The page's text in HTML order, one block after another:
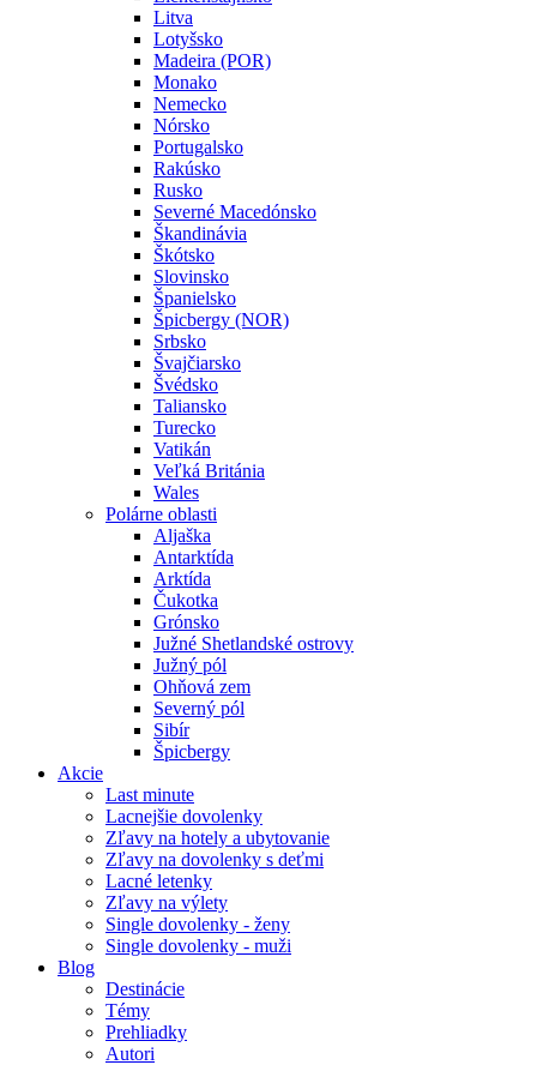
Litva
Lotyšsko
Madeira (POR)
Monako
Nemecko
Nórsko
Portugalsko
Rakúsko
Rusko
Severné Macedónsko
Škandinávia
Škótsko
Slovinsko
Španielsko
Špicbergy (NOR)
Srbsko
Švajčiarsko
Švédsko
Taliansko
Turecko
Vatikán
Veľká Británia
Wales
Polárne oblasti
Aljaška
Antarktída
Arktída
Čukotka
Grónsko
Južné Shetlandské ostrovy
Južný pól
Ohňová zem
Severný pól
Sibír
Špicbergy
Akcie
Last minute
Lacnejšie dovolenky
Zľavy na hotely a ubytovanie
Zľavy na dovolenky s deťmi
Lacné letenky
Zľavy na výlety
Single dovolenky - ženy
Single dovolenky - muži
Blog
Destinácie
Témy
Prehliadky
Autori